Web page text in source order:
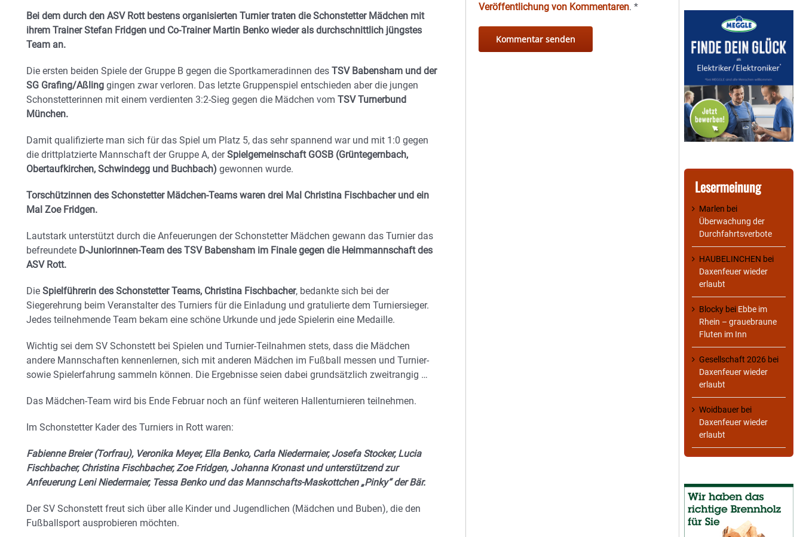
Bei dem durch den ASV Rott bestens organisierten Turnier traten die Schonstetter Mädchen mit
ihrem Trainer Stefan Fridgen und Co-Trainer Martin Benko wieder als durchschnittlich jüngstes
Team an.
Die ersten beiden Spiele der Gruppe B gegen die Sportkameradinnen des TSV Babensham und der
SG Grafing/Aßling gingen zwar verloren. Das letzte Gruppenspiel entschieden aber die jungen
Schonstetterinnen mit einem verdienten 3:2-Sieg gegen die Mädchen vom TSV Turnerbund
München.
Damit qualifizierte man sich für das Spiel um Platz 5, das sehr spannend war und mit 1:0 gegen
die drittplatzierte Mannschaft der Gruppe A, derSpielgemeinschaft GOSB (Grüntegernbach,
Obertaufkirchen, Schwindegg und Buchbach) gewonnen wurde.
Torschützinnen des Schonstetter Mädchen-Teams waren drei Mal Christina Fischbacher und ein
Mal Zoe Fridgen.
Lautstark unterstützt durch die Anfeuerungen der Schonstetter Mädchen gewann das Turnier das
befreundete D-Juniorinnen-Team des TSV Babensham im Finale gegen die Heimmannschaft des
ASV Rott.
Die Spielführerin des Schonstetter Teams, Christina Fischbacher, bedankte sich bei der
Siegerehrung beim Veranstalter des Turniers für die Einladung und gratulierte dem Turniersieger.
Jedes teilnehmende Team bekam eine schöne Urkunde und jede Spielerin eine Medaille.
Wichtig sei dem SV Schonstett bei Spielen und Turnier-Teilnahmen stets, dass die Mädchen
andere Mannschaften kennenlernen, sich mit anderen Mädchen im Fußball messen und Turnier-
sowie Spielerfahrung sammeln können. Die Ergebnisse seien dabei grundsätzlich zweitrangig …
Das Mädchen-Team wird bis Ende Februar noch an fünf weiteren Hallenturnieren teilnehmen.
Im Schonstetter Kader des Turniers in Rott waren:
Fabienne Breier (Torfrau), Veronika Meyer, Ella Benko, Carla Niedermaier, Josefa Stocker, Lucia
Fischbacher, Christina Fischbacher, Zoe Fridgen, Johanna Kronast und unterstützend zur
Anfeuerung Leni Niedermaier, Tessa Benko und das Mannschafts-Maskottchen „Pinky“ der Bär.
Der SV Schonstett freut sich über alle Kinder und Jugendlichen (Mädchen und Buben), die den
Fußballsport ausprobieren möchten.
Veröffentlichung von Kommentaren.*
Lesermeinung
Marlen bei
Überwachung der
Durchfahrtsverbote
HAUBELINCHEN bei
Daxenfeuer wieder
erlaubt
Blocky bei Ebbe im
Rhein – grauebraune
Fluten im Inn
Gesellschaft 2026 bei
Daxenfeuer wieder
erlaubt
Woidbauer bei
Daxenfeuer wieder
erlaubt